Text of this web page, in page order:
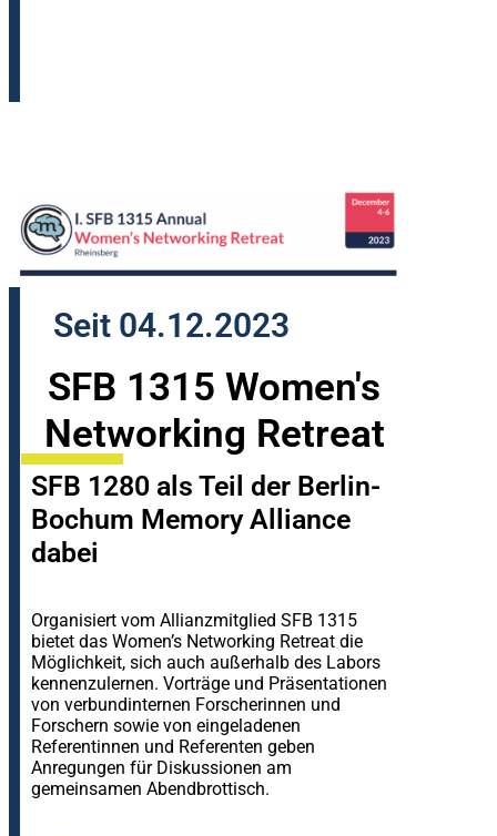
Seit 04.12.2023
SFB 1315 Women's
Networking Retreat
SFB 1280 als Teil der Berlin-
Bochum Memory Alliance
dabei
Organisiert vom Allianzmitglied SFB 1315
bietet das Women’s Networking Retreat die
Möglichkeit, sich auch außerhalb des Labors
kennenzulernen. Vorträge und Präsentationen
von verbundinternen Forscherinnen und
Forschern sowie von eingeladenen
Referentinnen und Referenten geben
Anregungen für Diskussionen am
gemeinsamen Abendbrottisch.